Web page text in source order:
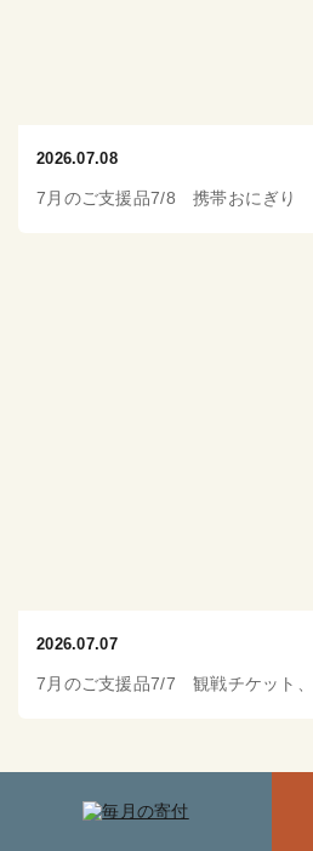
2026.07.08
7月のご支援品7/8 携帯おにぎり
2026.07.07
7月のご支援品7/7 観戦チケット